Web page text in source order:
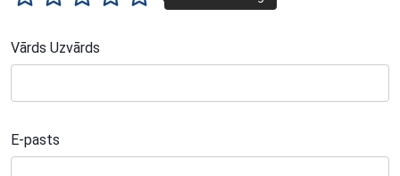
Vārds Uzvārds
E-pasts